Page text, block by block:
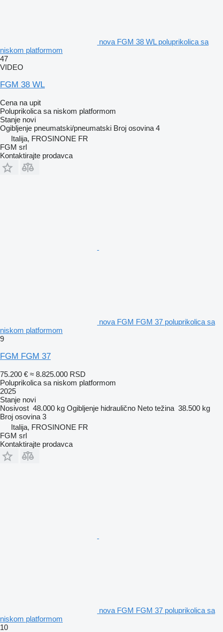
nova FGM 38 WL poluprikolica sa
niskom platformom
47
VIDEO
FGM 38 WL
Cena na upit
Poluprikolica sa niskom platformom
Stanje novi
Ogibljenje pneumatski/pneumatski Broj osovina 4
Italija, FROSINONE FR
FGM srl
Kontaktirajte prodavca
nova FGM FGM 37 poluprikolica sa
niskom platformom
9
FGM FGM 37
75.200 € ≈ 8.825.000 RSD
Poluprikolica sa niskom platformom
2025
Stanje novi
Nosivost 48.000 kg Ogibljenje hidraulično Neto težina 38.500 kg
Broj osovina 3
Italija, FROSINONE FR
FGM srl
Kontaktirajte prodavca
nova FGM FGM 37 poluprikolica sa
niskom platformom
10